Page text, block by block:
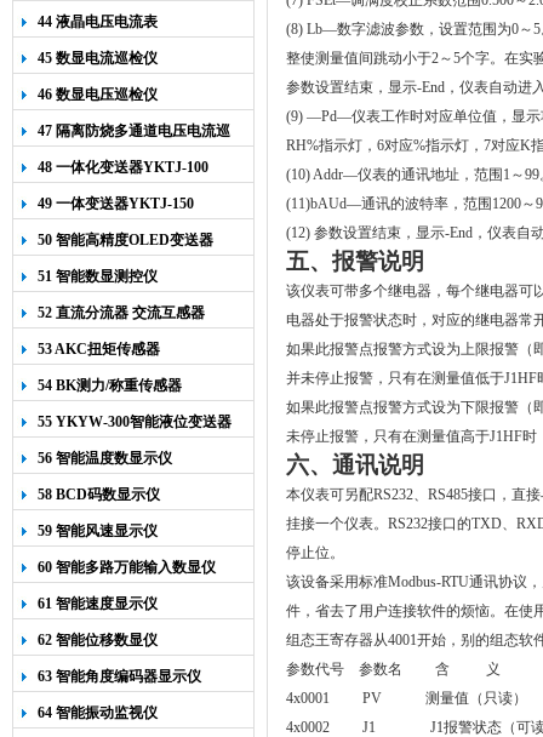
44 液晶电压电流表
45 数显电流巡检仪
46 数显电压巡检仪
47 隔离防烧多通道电压电流巡
检仪
48 一体化变送器YKTJ-100
49 一体变送器YKTJ-150
50 智能高精度OLED变送器
YK-218
51 智能数显测控仪
52 直流分流器 交流互感器
53 AKC扭矩传感器
54 BK测力/称重传感器
55 YKYW-300智能液位变送器
56 智能温度数显示仪
58 BCD码数显示仪
59 智能风速显示仪
60 智能多路万能输入数显仪
61 智能速度显示仪
62 智能位移数显仪
63 智能角度编码器显示仪
64 智能振动监视仪
(8) Lb—数字滤波参数，设置范围为0～5
整使测量值间跳动小于2～5个字。在实
参数设置结束，显示-End ，仪表自动进
(9) —Pd—仪表工作时对应单位值，显示
RH%指示灯， 6对应%指示灯， 7对应K
(10) Addr—仪表的通讯地址，范围 1 ～99
(11)bAUd—通讯的波特率，范围 1200～
(12) 参数设置结束，显示-End ，仪表自
五、报警说明
该仪表可带多个继电器，每个继电器可
电器处于报警状态时，对应的继电器常
如果此报警点报警方式设为上限报警（
并未停止报警，只有在测量值低于J1HF
如果此报警点报警方式设为下限报警（
未停止报警，只有在测量值高于J1HF时
六、通讯说明
本仪表可另配RS232、 RS485接口，直
挂接一个仪表。 RS232接口的TXD、
停止位。
该设备采用标准Modbus-RTU通讯协议
件，省去了用户连接软件的烦恼。在使
组态王寄存器从4001开始，别的组态软
参数代号
参数名 含
义
4x0001 PV 测量值（只读）
4x0002 J1 J1报警状态（可